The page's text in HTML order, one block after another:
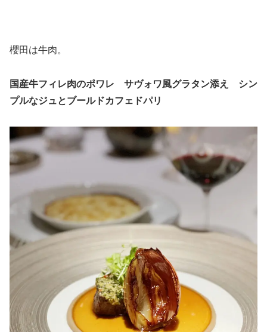
櫻田は牛肉。
国産牛フィレ肉のポワレ サヴォワ風グラタン添え シン
プルなジュとブールドカフェドパリ